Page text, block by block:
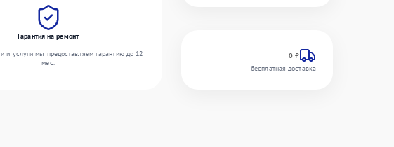
Гарантия на ремонт
и услуги мы предоставляем гарантию до 12
мес.
0 ₽
бесплатная доставка